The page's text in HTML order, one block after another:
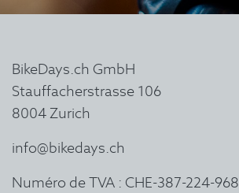
BikeDays.ch GmbH
Stauffacherstrasse 106
8004 Zurich
info@bikedays.ch
Numéro de TVA : CHE-387-224-968